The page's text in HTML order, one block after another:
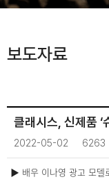
보도자료
클래시스, 신제품 ‘
2022-05-02 6263
▶ 배우 이나영 광고 모델